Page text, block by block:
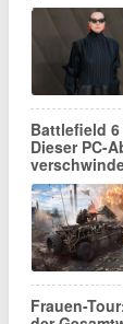
Battlefield
Dieser PC-
Frauen-